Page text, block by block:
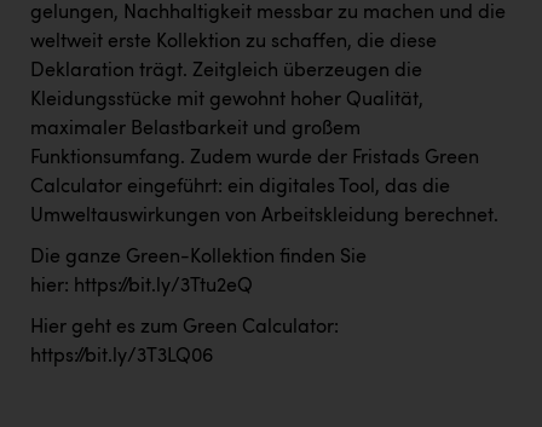
gelungen, Nachhaltigkeit messbar zu machen und die
weltweit erste Kollektion zu schaffen, die diese
Deklaration trägt. Zeitgleich überzeugen die
Kleidungsstücke mit gewohnt hoher Qualität,
maximaler Belastbarkeit und großem
Funktionsumfang. Zudem wurde der Fristads Green
Calculator eingeführt: ein digitales Tool, das die
Umweltauswirkungen von Arbeitskleidung berechnet.
Die ganze Green-Kollektion finden Sie
hier: https://bit.ly/3Ttu2eQ
Hier geht es zum Green Calculator:
https://bit.ly/3T3LQ06